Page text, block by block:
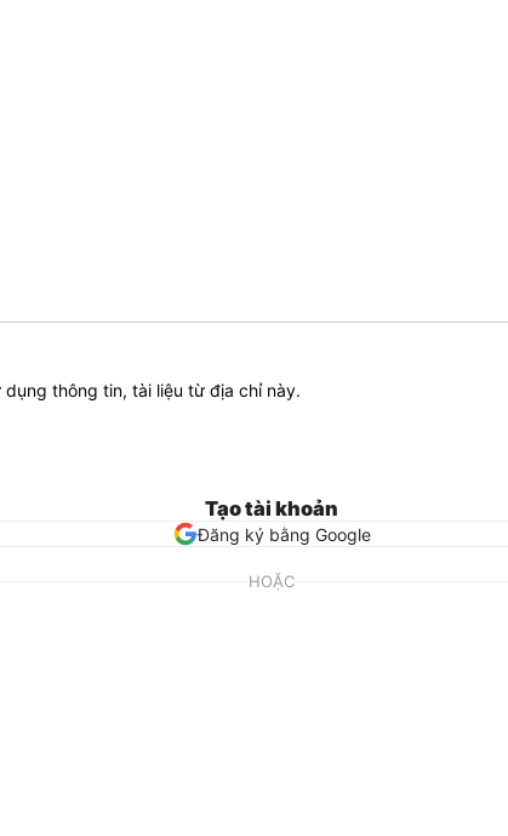
thông tin, tài liệu từ địa chỉ này.
Tạo tài khoản
Đăng ký bằng Google
HOẶC